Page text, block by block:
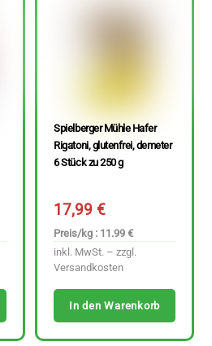
Spielberger Mühle Hafer
Rigatoni, glutenfrei, demeter
6 Stück zu 250 g
17,99€
Preis/kg : 11.99 €
inkl. MwSt. – zzgl.
Versandkosten
In den Warenkorb